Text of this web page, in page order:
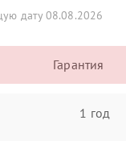
дату 08.08.2026
Гарантия
1 год